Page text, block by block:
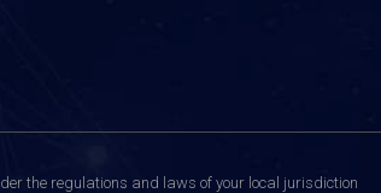
the regulations and laws of your local jurisdiction